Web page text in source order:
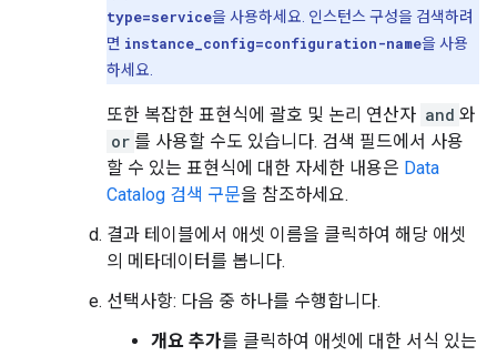
type=service을 사용하세요. 인스턴스 구성을 검색하려
면 instance_config=configuration-name을 사용
하세요.
또한 복잡한 표현식에 괄호 및 논리 연산자 and 와
or 를 사용할 수도 있습니다. 검색 필드에서 사용
할 수 있는 표현식에 대한 자세한 내용은 Data
Catalog 검색 구문을 참조하세요.
결과 테이블에서 애셋 이름을 클릭하여 해당 애셋
의 메타데이터를 봅니다.
선택사항: 다음 중 하나를 수행합니다.
개요 추가를 클릭하여 애셋에 대한 서식 있는